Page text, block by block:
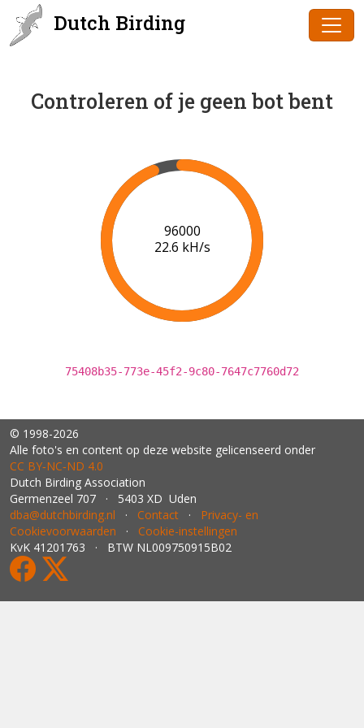
Dutch Birding
Controleren of je geen bot bent
98000
22.7 kH/s
75408b35-773e-45f2-9c80-7647c7760d72
© 1998-2026
Alle foto's en content op deze website gelicenseerd onder
CC BY‑NC‑ND 4.0
Dutch Birding Association
Germenzeel 707 · 5403 XD Uden
dba@dutchbirding.nl · Contact · Privacy- en
Cookievoorwaarden · Cookie-instellingen
KvK 41201763 · BTW NL009750915B02